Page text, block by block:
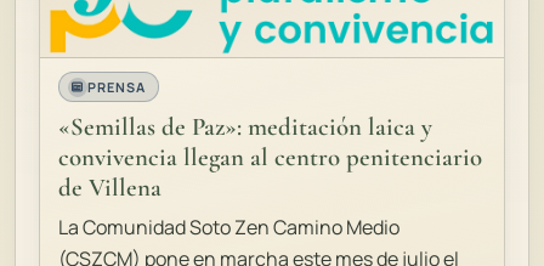
PRENSA
«Semillas de Paz»: meditación laica y
convivencia llegan al centro penitenciario
de Villena
La Comunidad Soto Zen Camino Medio
(CSZCM) pone en marcha este mes de julio el